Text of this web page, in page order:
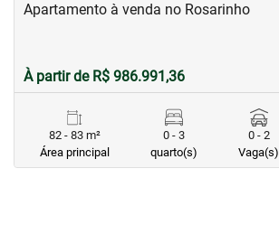
Apartamento à venda no Rosarinho
À partir de R$ 986.991,36
82 - 83 m²
Área principal
0 - 3
quarto(s)
0 - 2
Vaga(s)